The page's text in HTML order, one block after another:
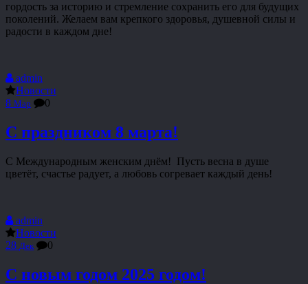
гордость за историю и стремление сохранить его для будущих
поколений. Желаем вам крепкого здоровья, душевной силы и
радости в каждом дне!
admin
Новости
8 Мар 0
С праздником 8 марта!
С Международным женским днём! Пусть весна в душе
цветёт, счастье радует, а любовь согревает каждый день!
admin
Новости
28 Дек 0
С новым годом 2025 годом!